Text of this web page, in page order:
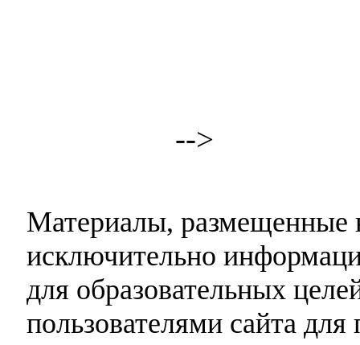
-->
Материалы, размещенные
исключительно
для образовательных
пользователями сайта